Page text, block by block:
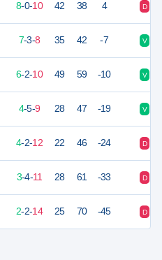
8-0-10 42 38 4 D
7-3-8 35 42 -7 V
6-2-10 49 59 -10 V
4-5-9 28 47 -19 V
4-2-12 22 46 -24 D
3-4-11 28 61 -33 D
2-2-14 25 70 -45 D